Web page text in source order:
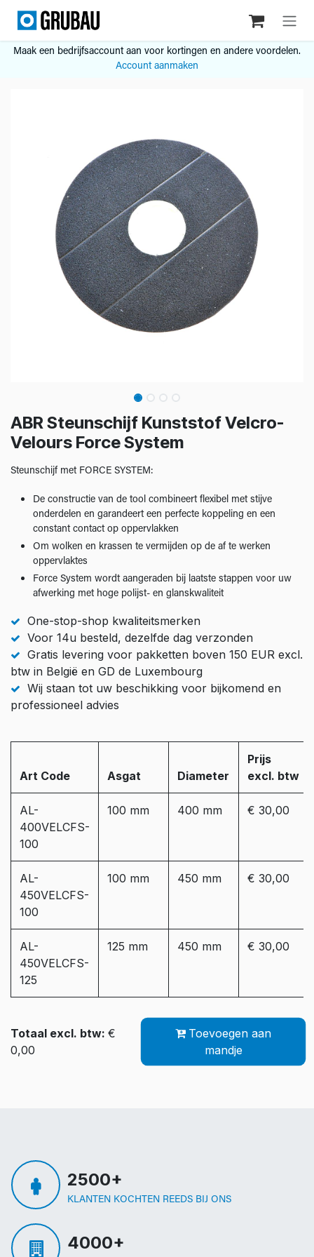
Overslaan naar inhoud
Maak een bedrijfsaccount aan voor kortingen en andere voordelen.
Account aanmaken
ABR Steunschijf Kunststof Velcro-
Velours Force System
Steunschijf met FORCE SYSTEM:
De constructie van de tool combineert flexibel met stijve
onderdelen en garandeert een perfecte koppeling en een
constant contact op oppervlakken
Om wolken en krassen te vermijden op de af te werken
oppervlaktes
Force System wordt aangeraden bij laatste stappen voor uw
afwerking met hoge polijst- en glanskwaliteit
One-stop-shop kwaliteitsmerken
Voor 14u besteld, dezelfde dag verzonden
Gratis levering voor pakketten boven 150 EUR excl.
btw in België en GD de Luxembourg
Wij staan tot uw beschikking voor bijkomend en
professioneel advies
Art Code Asgat Diameter
Prijs
excl. btw
AL-
400VELCFS-
100
100 mm 400 mm € 30,00
AL-
450VELCFS-
100
100 mm 450 mm € 30,00
AL-
450VELCFS-
125
125 mm 450 mm € 30,00
Totaal excl. btw: €
0,00
Toevoegen aan
mandje
2500+
KLANTEN KOCHTEN REEDS BIJ ONS
4000+